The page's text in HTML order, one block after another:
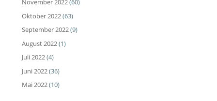
November 2022(60)
Oktober 2022(63)
September 2022(9)
August 2022(1)
Juli 2022(4)
Juni 2022(36)
Mai 2022(10)